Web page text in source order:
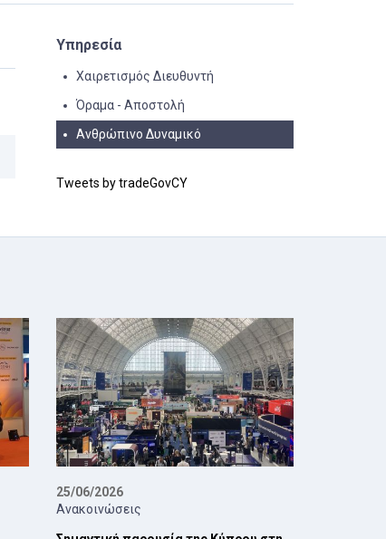
Υπηρεσία
Χαιρετισμός Διευθυντή
Όραμα - Αποστολή
Ανθρώπινο Δυναμικό
Tweets by tradeGovCY
25/06/2026
Ανακοινώσεις